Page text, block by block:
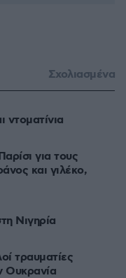
Σχολιασμένα
για τους
και γιλέκο,
Νιγηρία
τραυματίες
Ουκρανία